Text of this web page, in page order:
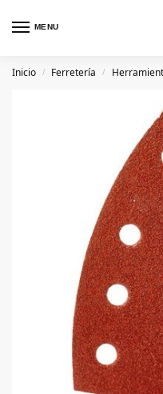
MENU
Inicio / Ferretería /